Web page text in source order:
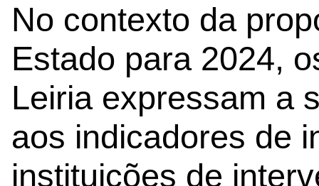
No contexto da
Estado para 2024,
Leiria expressam a
aos indicadores de
instituições de